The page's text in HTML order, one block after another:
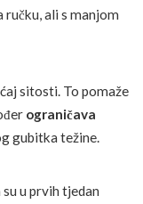
ručku, ali s manjom
sitosti. To pomaže
ograničava
gubitka težine.
u prvih tjedan